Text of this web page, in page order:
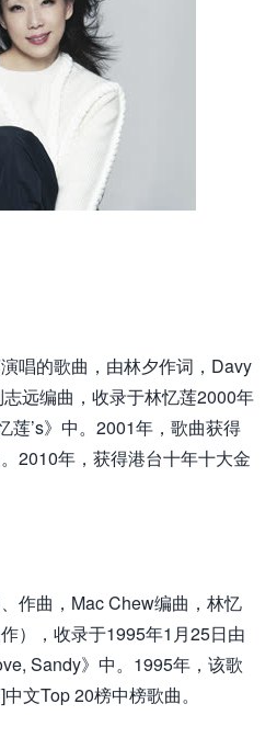
唱的歌曲，由林夕作词，Davy
远编曲，收录于林忆莲2000年
莲’s》中。2001年，歌曲获得
2010年，获得港台十年十大金
作曲，Mac Chew编曲，林忆
），收录于1995年1月25日由
Sandy》中。1995年，该歌
文Top 20榜中榜歌曲。